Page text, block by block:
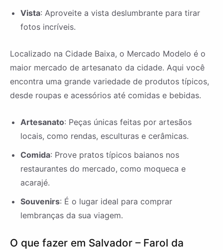
Vista: Aproveite a vista deslumbrante para tirar
fotos incríveis.
Localizado na Cidade Baixa, o Mercado Modelo é o
maior mercado de artesanato da cidade. Aqui você
encontra uma grande variedade de produtos típicos,
desde roupas e acessórios até comidas e bebidas.
Artesanato: Peças únicas feitas por artesãos
locais, como rendas, esculturas e cerâmicas.
Comida: Prove pratos típicos baianos nos
restaurantes do mercado, como moqueca e
acarajé.
Souvenirs: É o lugar ideal para comprar
lembranças da sua viagem.
O que fazer em Salvador – Farol da